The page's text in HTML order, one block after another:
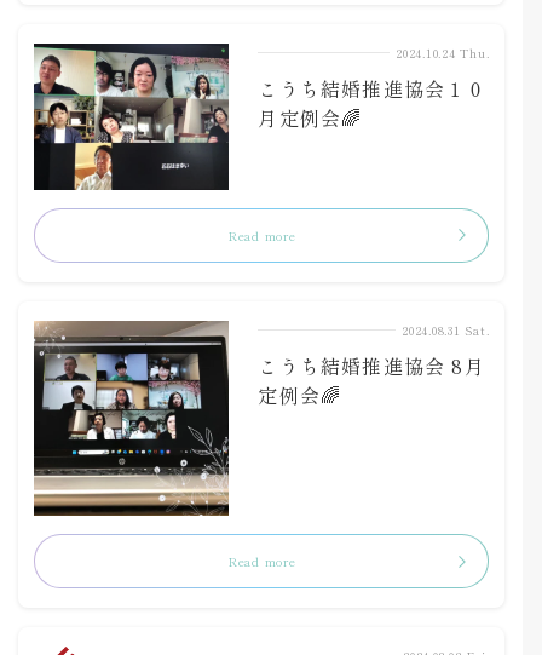
2024.10.24 Thu.
こうち結婚推進協会１０
月定例会🌈
Read more
2024.08.31 Sat.
こうち結婚推進協会 8月
定例会🌈
Read more